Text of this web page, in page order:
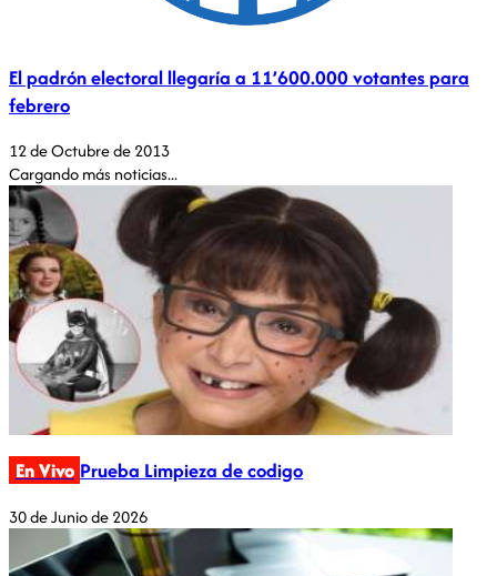
El padrón electoral llegaría a 11’600.000 votantes para
febrero
12 de Octubre de 2013
Cargando más noticias...
En Vivo Prueba Limpieza de codigo
30 de Junio de 2026